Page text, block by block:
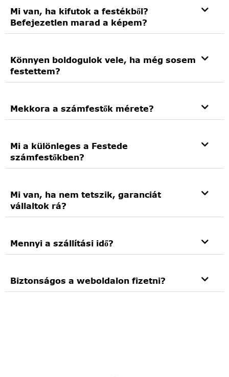
Mi van, ha kifutok a festékből?
Befejezetlen marad a képem?
Könnyen boldogulok vele, ha még sosem
festettem?
Mekkora a számfestők mérete?
Mi a különleges a Festede
számfestőkben?
Mi van, ha nem tetszik, garanciát
vállaltok rá?
Mennyi a szállítási idő?
Biztonságos a weboldalon fizetni?